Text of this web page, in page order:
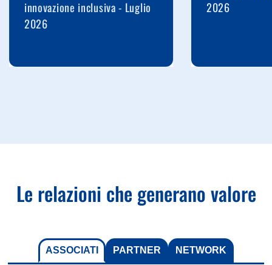
innovazione inclusiva - Luglio
2026
2026
Le relazioni che generano valore
ASSOCIATI PARTNER NETWORK